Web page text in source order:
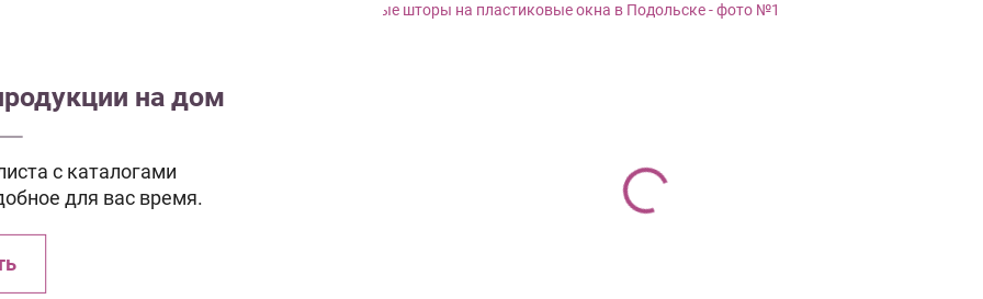
на дом
с каталогами
для вас время.